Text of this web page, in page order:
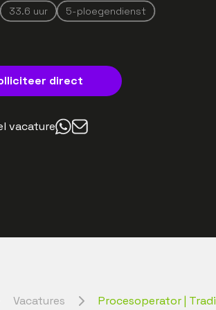
33.6 uur 5-ploegendienst
direct
vacature
Vacatures Procesoperator |